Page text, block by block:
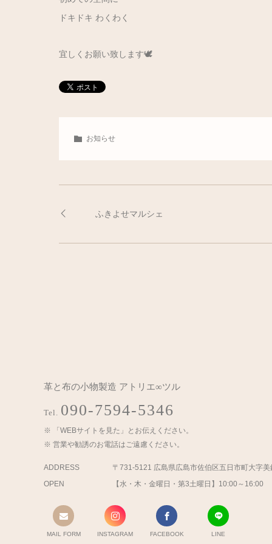
ドキドキ わくわく
宜しくお願い致します🕊️
お知らせ
ふきよせマルシェ
革と布の小物製造 アトリエ∞ツル
Tel. 090-7594-5346
「WEBサイトを見た」とお伝えください。
営業や勧誘のお電話はご遠慮ください。
ADDRESS
〒731-5121 広島県広島市佐伯区五日市町大字美
OPEN
【水・木・金曜日・第3土曜日】10:00～16:00
MAIL FORM INSTAGRAM FACEBOOK LINE